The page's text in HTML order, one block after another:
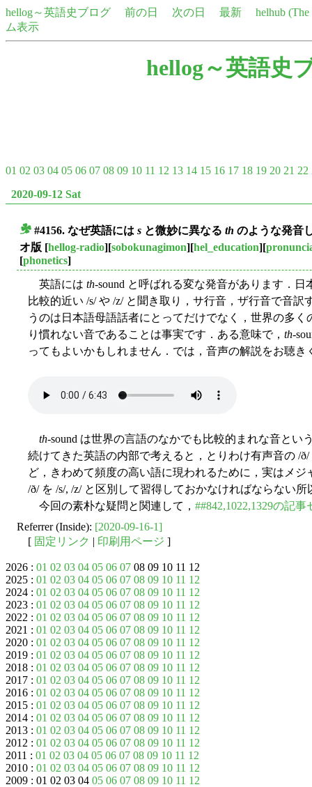
hellog～英語史ブログ 前の日 次の日 最新
helhub
ム表示
hellog～英語史
01 02 03 04 05 06 07 08 09 10 11 12 13 14 15 16 17 18 19 20 21 22
2020-09-12 Sat
#4156. なぜ英語には s と微妙に異なる th のような発音
オ版 [hellog-radio][sobokunagimon][hel_education][
[phonetics]
英語には th-sound と呼ばれる変な発音があります．
比較的近い /s/ や /z/ と聞き取り，サ行音，ザ行音で音
うのは日本語母語話者にとってだけでなく，世界の多
り慣れない音であることは事実です．ある意味で， th-
ってもよいかもしれません．では，音声の解説をお聴き
th-sound は世界の言語のなかでも比較的まれな音と
続けてきた英語の内部で考えると，とりわけ有声音の /ð/
ど，きわめて頻度の高い語に現われるために，実はメ
/ð/ を /s/, /z/ と区別して習得しておかなければならない所
今回の素朴な疑問と関連して， ##842,1022,1329の記事
Referrer (Inside): [2020-09-16-1]
[ 固定リンク | 印刷用ページ ]
2026 : 01 02 03 04 05 06 07 08 09 10 11 12
2025 : 01 02 03 04 05 06 07 08 09 10 11 12
2024 : 01 02 03 04 05 06 07 08 09 10 11 12
2023 : 01 02 03 04 05 06 07 08 09 10 11 12
2022 : 01 02 03 04 05 06 07 08 09 10 11 12
2021 : 01 02 03 04 05 06 07 08 09 10 11 12
2020 : 01 02 03 04 05 06 07 08 09 10 11 12
2019 : 01 02 03 04 05 06 07 08 09 10 11 12
2018 : 01 02 03 04 05 06 07 08 09 10 11 12
2017 : 01 02 03 04 05 06 07 08 09 10 11 12
2016 : 01 02 03 04 05 06 07 08 09 10 11 12
2015 : 01 02 03 04 05 06 07 08 09 10 11 12
2014 : 01 02 03 04 05 06 07 08 09 10 11 12
2013 : 01 02 03 04 05 06 07 08 09 10 11 12
2012 : 01 02 03 04 05 06 07 08 09 10 11 12
2011 : 01 02 03 04 05 06 07 08 09 10 11 12
2010 : 01 02 03 04 05 06 07 08 09 10 11 12
2009 : 01 02 03 04 05 06 07 08 09 10 11 12